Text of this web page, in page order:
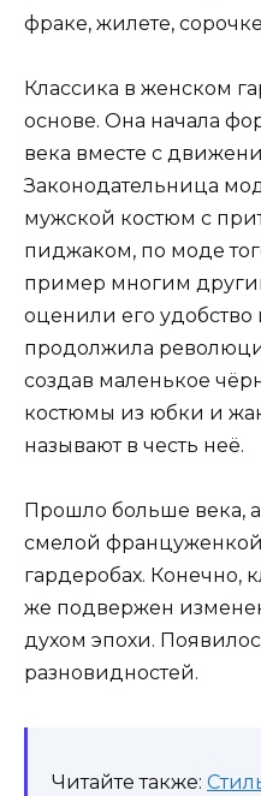
фраке, жилете,
Классика в женском
основе. Она начала
века вместе с
Законодательница
мужской костюм с
пиджаком, по моде
пример многим
оценили его удобство
продолжила
создав маленькое
костюмы из юбки и
называют в честь неё.
Прошло больше века,
смелой
гардеробах. Конечно,
же подвержен
духом эпохи.
разновидностей.
Читайте также: